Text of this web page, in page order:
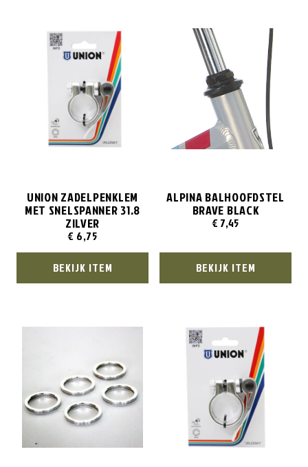
UNION ZADELPENKLEM
MET SNELSPANNER 31.8
ZILVER
€ 6,75
BEKIJK ITEM
ALPINA BALHOOFDSTEL
BRAVE BLACK
€ 7,45
BEKIJK ITEM